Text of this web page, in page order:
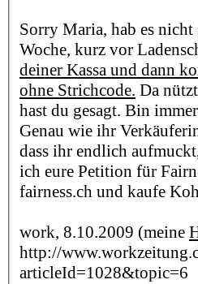
Sorry Maria, hab es
Woche, kurz vor
deiner Kassa und dann
ohne Strichcode. Da
hast du gesagt. Bin
Genau wie ihr
dass ihr endlich
ich eure Petition für
fairness.ch und kaufe
work, 8.10.2009 (meine
http://
articleId=1028&topic=6